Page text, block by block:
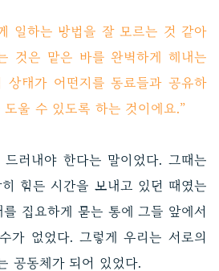
일하는 방법을 잘 모르는 것 같아
것은 맡은 바를 완벽하게 해내는
상태가 어떤지를 동료들과 공유하
울 수 있도록 하는 것이에요.”
러내야 한다는 말이었다. 그때는
힘든 시간을 보내고 있던 때였는
집요하게 묻는 통에 그들 앞에서
가 없었다. 그렇게 우리는 서로의
공동체가 되어 있었다.